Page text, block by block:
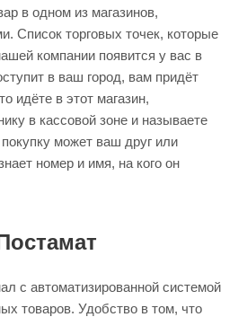
в одном из магазинов,
Список торговых точек, которые
компании появится у вас в
в ваш город, вам придёт
идёте в этот магазин,
в кассовой зоне и называете
может ваш друг или
номер и имя, на кого он
с автоматизированной системой
товаров. Удобство в том, что